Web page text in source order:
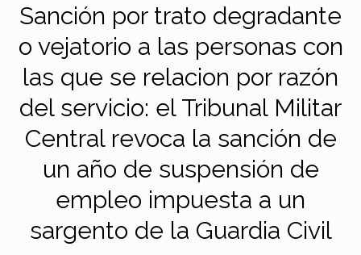
Sanción por trato degradante
o vejatorio a las personas con
las que se relacion por razón
del servicio: el Tribunal Militar
Central revoca la sanción de
un año de suspensión de
empleo impuesta a un
sargento de la Guardia Civil